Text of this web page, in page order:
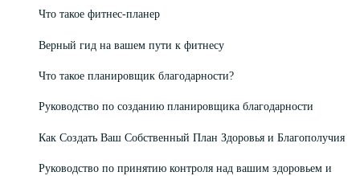
Что такое фитнес-планер
Верный гид на вашем пути к фитнесу
Что такое планировщик благодарности?
Руководство по созданию планировщика благодарности
Как Создать Ваш Собственный План Здоровья и Благополучия
Руководство по принятию контроля над вашим здоровьем и